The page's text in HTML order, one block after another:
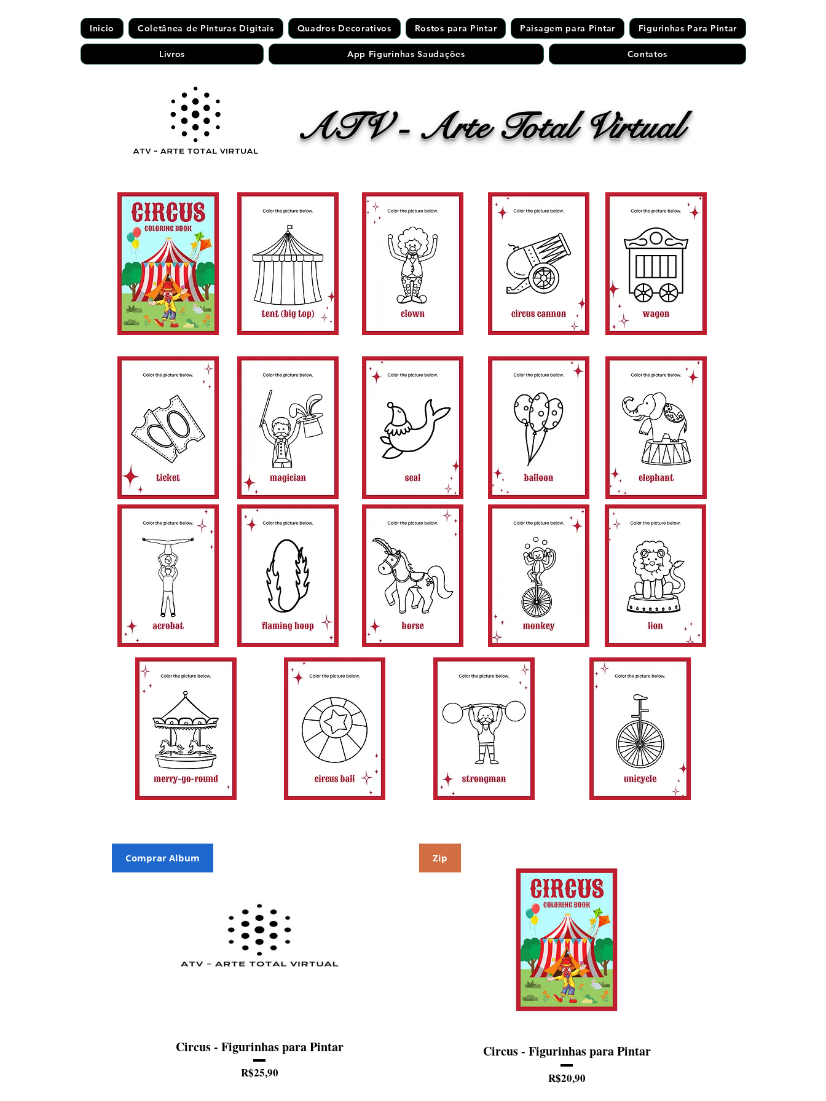
Inicio Coletânea de Pinturas Digitais Quadros Decorativos Rostos para Pintar Paisagem para Pintar Figurinhas Para Pintar
Livros App Figurinhas Saudações Contatos
ATV - Arte Total Virtual
Comprar Album
Circus - Figurinhas para Pintar
R$25,90Preço
Zip
Circus - Figurinhas para Pintar
R$20,90Preço